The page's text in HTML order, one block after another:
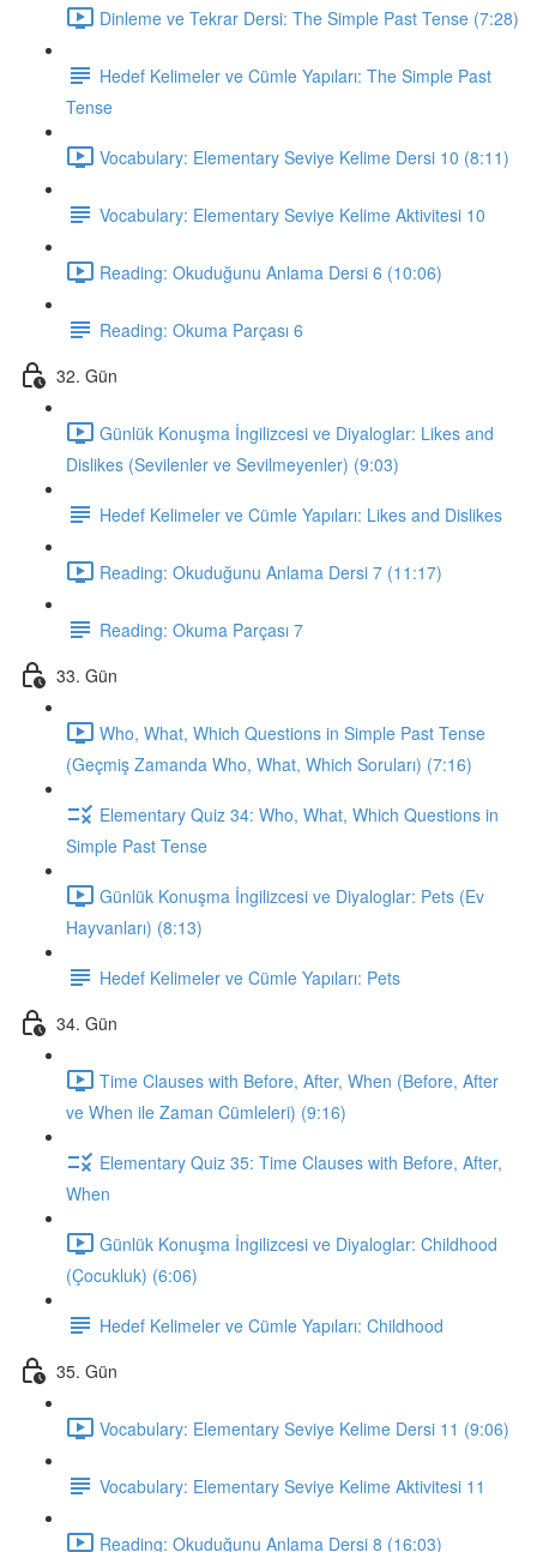
Dinleme ve Tekrar Dersi: The Simple Past Tense (7:28)
Hedef Kelimeler ve Cümle Yapıları: The Simple Past
Tense
Vocabulary: Elementary Seviye Kelime Dersi 10 (8:11)
Vocabulary: Elementary Seviye Kelime Aktivitesi 10
Reading: Okuduğunu Anlama Dersi 6 (10:06)
Reading: Okuma Parçası 6
32. Gün
Günlük Konuşma İngilizcesi ve Diyaloglar: Likes and
Dislikes (Sevilenler ve Sevilmeyenler) (9:03)
Hedef Kelimeler ve Cümle Yapıları: Likes and Dislikes
Reading: Okuduğunu Anlama Dersi 7 (11:17)
Reading: Okuma Parçası 7
33. Gün
Who, What, Which Questions in Simple Past Tense
(Geçmiş Zamanda Who, What, Which Soruları) (7:16)
Elementary Quiz 34: Who, What, Which Questions in
Simple Past Tense
Günlük Konuşma İngilizcesi ve Diyaloglar: Pets (Ev
Hayvanları) (8:13)
Hedef Kelimeler ve Cümle Yapıları: Pets
34. Gün
Time Clauses with Before, After, When (Before, After
ve When ile Zaman Cümleleri) (9:16)
Elementary Quiz 35: Time Clauses with Before, After,
When
Günlük Konuşma İngilizcesi ve Diyaloglar: Childhood
(Çocukluk) (6:06)
Hedef Kelimeler ve Cümle Yapıları: Childhood
35. Gün
Vocabulary: Elementary Seviye Kelime Dersi 11 (9:06)
Vocabulary: Elementary Seviye Kelime Aktivitesi 11
Reading: Okuduğunu Anlama Dersi 8 (16:03)